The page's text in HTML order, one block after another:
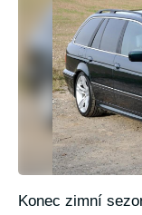
Konec zimní